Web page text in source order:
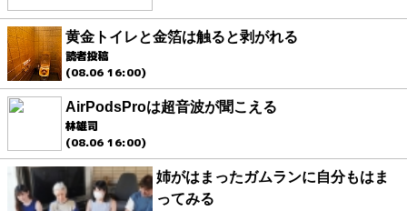
黄金トイレと金箔は触ると剥がれる
読者投稿
(08.06 16:00)
AirPodsProは超音波が聞こえる
林雄司
(08.06 16:00)
姉がはまったガムランに自分もはま
ってみる